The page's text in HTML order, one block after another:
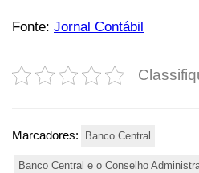
Fonte: Jornal Contábil
Marcadores: Banco Central
Banco Central e o Conselho